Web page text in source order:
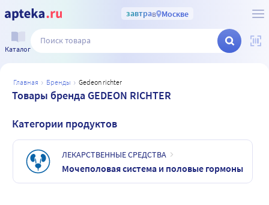
завтрав Москве
Каталог
главная бренды gedeon richter
Товары бренда GEDEON RICHTER
Категории продуктов
ЛЕКАРСТВЕННЫЕ СРЕДСТВА
Mочеполовая система и половые гормоны